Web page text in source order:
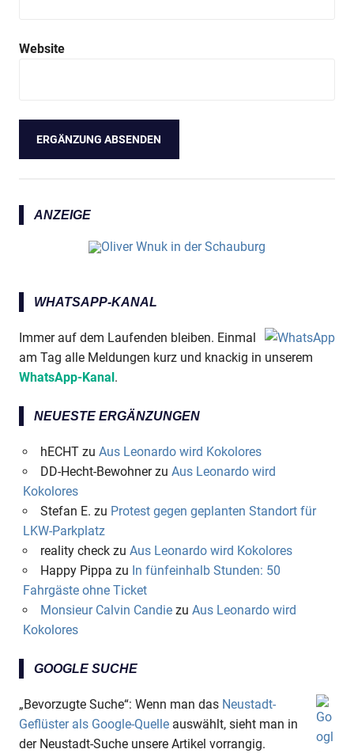
Website
ANZEIGE
WHATSAPP-KANAL
Immer auf dem Laufenden bleiben. Einmal
am Tag alle Meldungen kurz und knackig in unserem
WhatsApp-Kanal.
NEUESTE ERGÄNZUNGEN
hECHTzu Aus Leonardo wird Kokolores
DD-Hecht-Bewohnerzu Aus Leonardo wird
Kokolores
Stefan E. zu Protest gegen geplanten Standort für
LKW-Parkplatz
reality checkzu Aus Leonardo wird Kokolores
Happy Pippa zu In fünfeinhalb Stunden: 50
Fahrgäste ohne Ticket
Monsieur Calvin Candiezu Aus Leonardo wird
Kokolores
GOOGLE SUCHE
„Bevorzugte Suche“: Wenn man das Neustadt-
Geflüster als Google-Quelle auswählt, sieht man in
der Neustadt-Suche unsere Artikel vorrangig.